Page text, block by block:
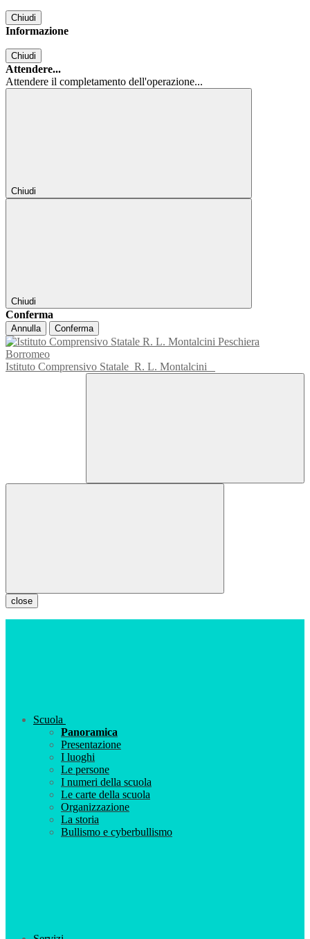
Chiudi
Informazione
Chiudi
Attendere...
Attendere il completamento dell'operazione...
Chiudi
Chiudi
Conferma
Annulla Conferma
Istituto Comprensivo Statale R. L. Montalcini
close
Scuola
Panoramica
Presentazione
I luoghi
Le persone
I numeri della scuola
Le carte della scuola
Organizzazione
La storia
Bullismo e cyberbullismo